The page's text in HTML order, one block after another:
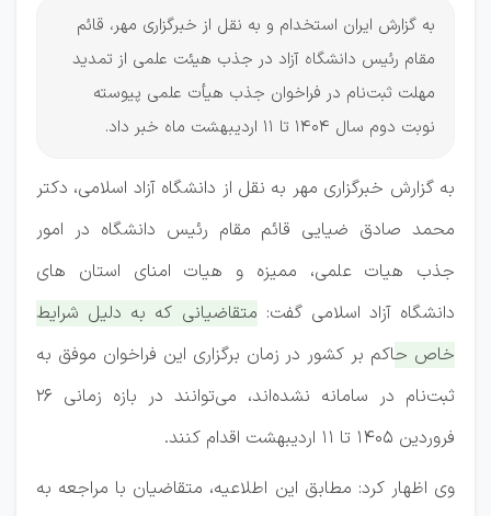
به گزارش ایران استخدام و به نقل از خبرگزاری مهر، قائم
مقام رئیس دانشگاه آزاد در جذب هیئت علمی از تمدید
مهلت ثبت‌نام در فراخوان جذب هیأت علمی پیوسته
نوبت دوم سال ۱۴۰۴ تا ۱۱ اردیبهشت ماه خبر داد.
به گزارش خبرگزاری مهر به نقل از دانشگاه آزاد اسلامی، دکتر
محمد صادق ضیایی قائم مقام رئیس دانشگاه در امور
جذب هیات علمی، ممیزه و هیات امنای استان های
دانشگاه آزاد اسلامی گفت: متقاضیانی که به دلیل شرایط
خاص حاکم بر کشور در زمان برگزاری این فراخوان موفق به
ثبت‌نام در سامانه نشده‌اند، می‌توانند در بازه زمانی ۲۶
فروردین ۱۴۰۵ تا ۱۱ اردیبهشت اقدام کنند.
وی اظهار کرد: مطابق این اطلاعیه، متقاضیان با مراجعه به